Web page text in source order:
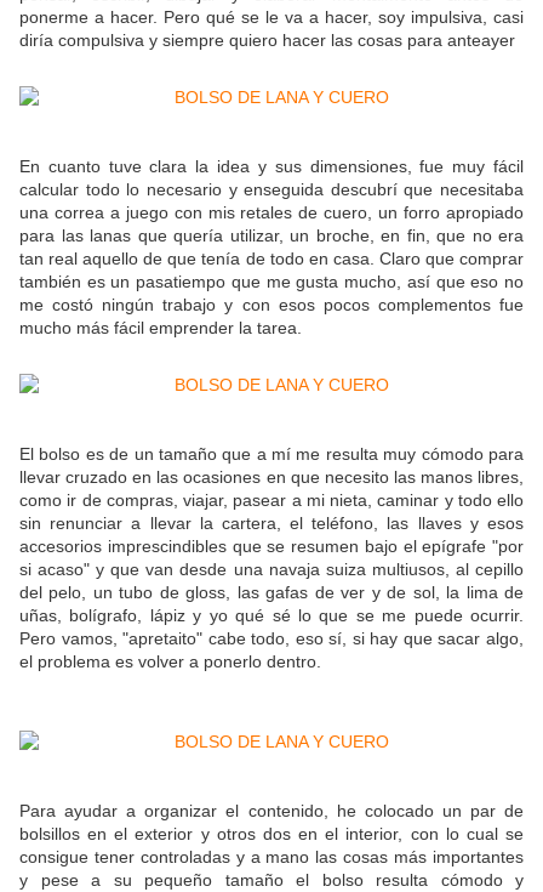
ponerme a hacer. Pero qué se le va a hacer, soy impulsiva, casi
diría compulsiva y siempre quiero hacer las cosas para anteayer
En cuanto tuve clara la idea y sus dimensiones, fue muy fácil
calcular todo lo necesario y enseguida descubrí que necesitaba
una correa a juego con mis retales de cuero, un forro apropiado
para las lanas que quería utilizar, un broche, en fin, que no era
tan real aquello de que tenía de todo en casa. Claro que comprar
también es un pasatiempo que me gusta mucho, así que eso no
me costó ningún trabajo y con esos pocos complementos fue
mucho más fácil emprender la tarea.
El bolso es de un tamaño que a mí me resulta muy cómodo para
llevar cruzado en las ocasiones en que necesito las manos libres,
como ir de compras, viajar, pasear a mi nieta, caminar y todo ello
sin renunciar a llevar la cartera, el teléfono, las llaves y esos
accesorios imprescindibles que se resumen bajo el epígrafe "por
si acaso" y que van desde una navaja suiza multiusos, al cepillo
del pelo, un tubo de gloss, las gafas de ver y de sol, la lima de
uñas, bolígrafo, lápiz y yo qué sé lo que se me puede ocurrir.
Pero vamos, "apretaito" cabe todo, eso sí, si hay que sacar algo,
el problema es volver a ponerlo dentro.
Para ayudar a organizar el contenido, he colocado un par de
bolsillos en el exterior y otros dos en el interior, con lo cual se
consigue tener controladas y a mano las cosas más importantes
y pese a su pequeño tamaño el bolso resulta cómodo y